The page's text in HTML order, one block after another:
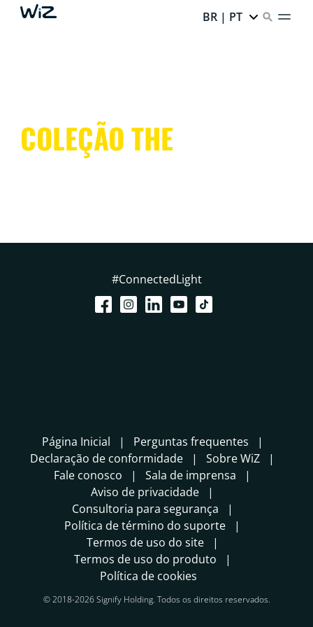
BR | PT
COLEÇÃO THE
#ConnectedLight
Página Inicial
Perguntas frequentes
Declaração de conformidade
Sobre WiZ
Fale conosco
Sala de imprensa
Aviso de privacidade
Consultoria para segurança
Política de término do suporte
Termos de uso do site
Termos de uso do produto
Política de cookies
© 2018-2026 Signify Holding. Todos os direitos reservados.